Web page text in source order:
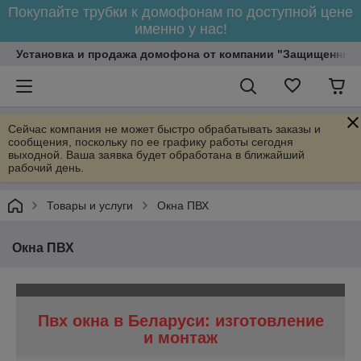
Покупайте трубки к домофонам по доступной цене
именно у нас!
Установка и продажа домофона от компании
Сейчас компания не может быстро обрабатывать заказы и
сообщения, поскольку по ее графику работы сегодня
выходной. Ваша заявка будет обработана в ближайший
рабочий день.
Товары и услуги Окна ПВХ
Окна ПВХ
Пвх окна в Беларуси: изготовление
и монтаж